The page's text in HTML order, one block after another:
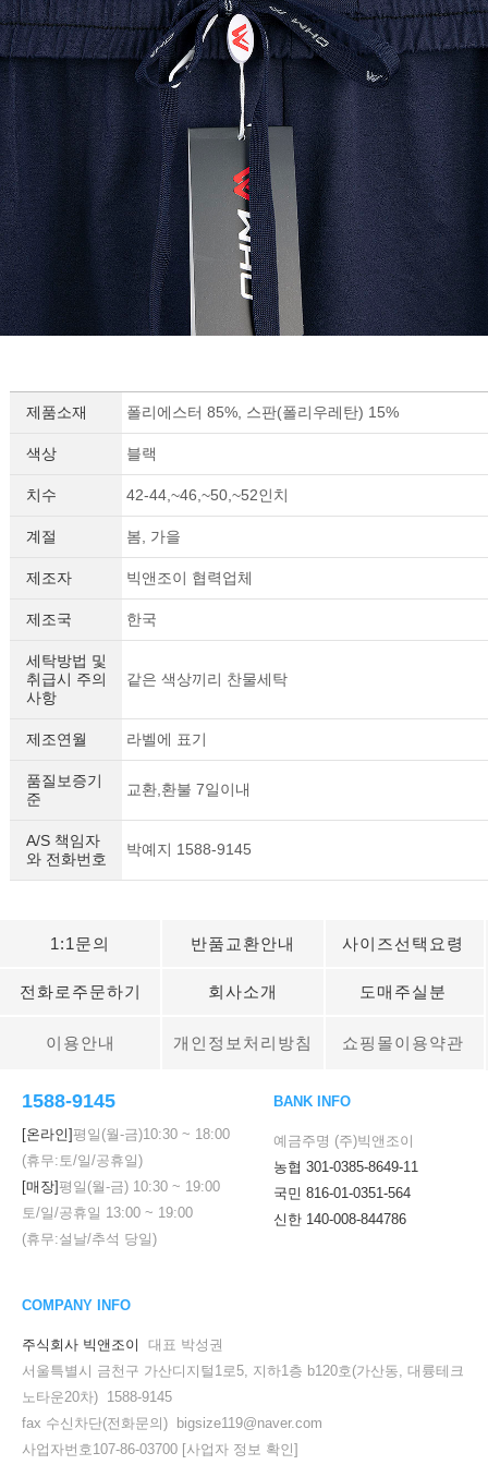
제품소재 폴리에스터 85%, 스판(폴리우레탄) 15%
색상 블랙
치수 42-44,~46,~50,~52인치
계절 봄, 가을
제조자 빅앤조이 협력업체
제조국 한국
세탁방법 및
취급시 주의
사항
같은 색상끼리 찬물세탁
제조연월 라벨에 표기
품질보증기
준
교환,환불 7일이내
A/S 책임자
와 전화번호
박예지 1588-9145
1:1문의 반품교환안내 사이즈선택요령
전화로주문하기 회사소개 도매주실분
이용안내 개인정보처리방침 쇼핑몰이용약관
1588-9145
[온라인]평일(월-금)10:30 ~ 18:00
(휴무:토/일/공휴일)
[매장]평일(월-금) 10:30 ~ 19:00
토/일/공휴일 13:00 ~ 19:00
(휴무:설날/추석 당일)
BANK INFO
예금주명 (주)빅앤조이
농협 301-0385-8649-11
국민 816-01-0351-564
신한 140-008-844786
COMPANY INFO
주식회사 빅앤조이
대표 박성권
서울특별시 금천구 가산디지털1로5, 지하1층 b120호(가산동, 대륭테크
노타운20차) 1588-9145
fax 수신차단(전화문의) bigsize119@naver.com
사업자번호107-86-03700 [사업자 정보 확인]